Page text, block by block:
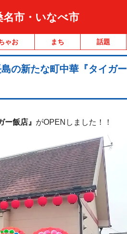
名市・いなべ市
ゃお まち 話題
の新たな町中華『タイガー
ー飯店』 がOPENしました！！